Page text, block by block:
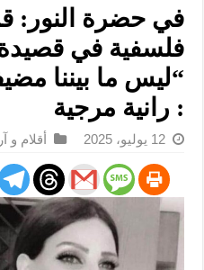
في حضرة النور:
فلسفية في
“ليس ما بيننا
: رانية مرجية
12 يوليو، 2025 أقلام و